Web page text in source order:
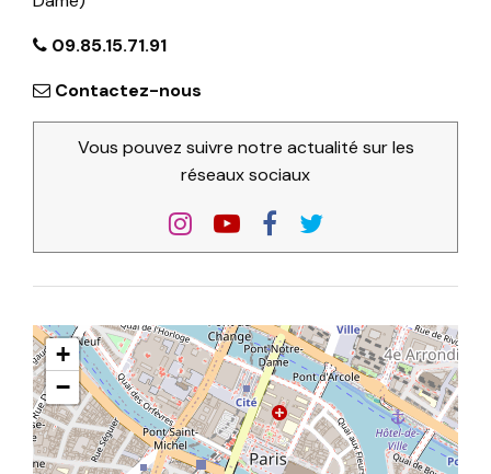
09.85.15.71.91
Contactez-nous
Vous pouvez suivre notre actualité sur les
réseaux sociaux
+
−